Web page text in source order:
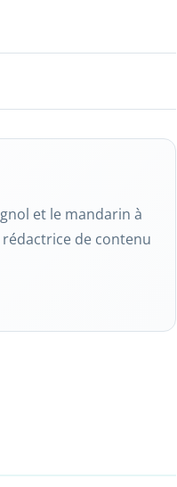
et le mandarin à
de contenu